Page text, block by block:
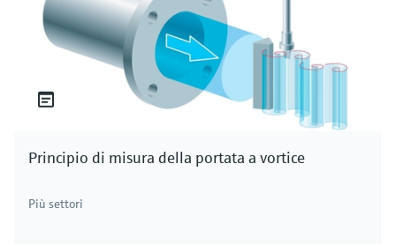
Principio di misura della portata a vortice
Più settori